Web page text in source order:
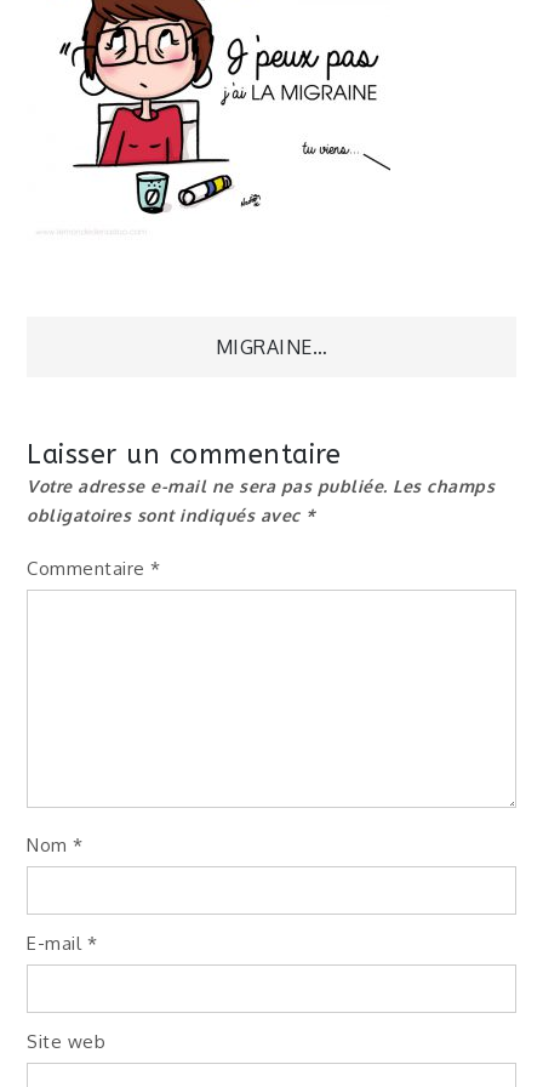
Navigation
l’article
MIGRAINE…
Laisser un commentaire
Votre adresse e-mail ne sera pas publiée. Les champs
obligatoires sont indiqués avec *
Commentaire*
Nom*
E-mail *
Site web